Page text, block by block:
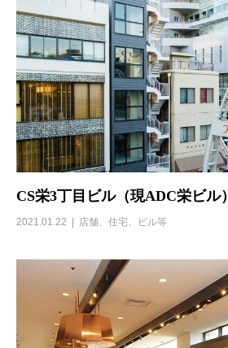
CS栄3丁目ビル（現ADC栄ビル）
2021.01.22 店舗、住宅、ビル等